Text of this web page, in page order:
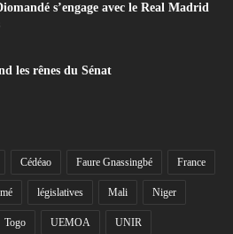
s’engage avec le Real Madrid
les rênes du Sénat
Cédéao Faure Gnassingbé France
législatives Mali Niger
Togo UEMOA UNIR